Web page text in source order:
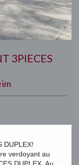
3PIECES
DUPLEX!
verdoyant au